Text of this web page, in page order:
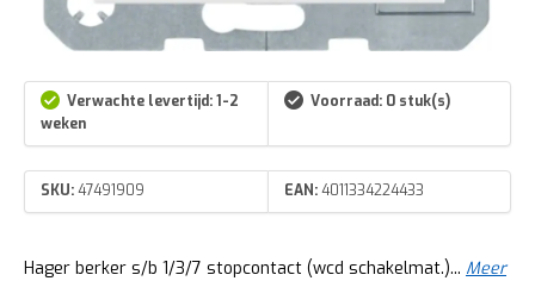
Verwachte levertijd: 1-2
weken
Voorraad: 0 stuk(s)
SKU:47491909 EAN:4011334224433
Hager berker s/b 1/3/7 stopcontact (wcd schakelmat.)... Meer